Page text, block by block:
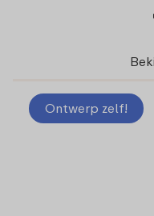
Ontwerp zelf!